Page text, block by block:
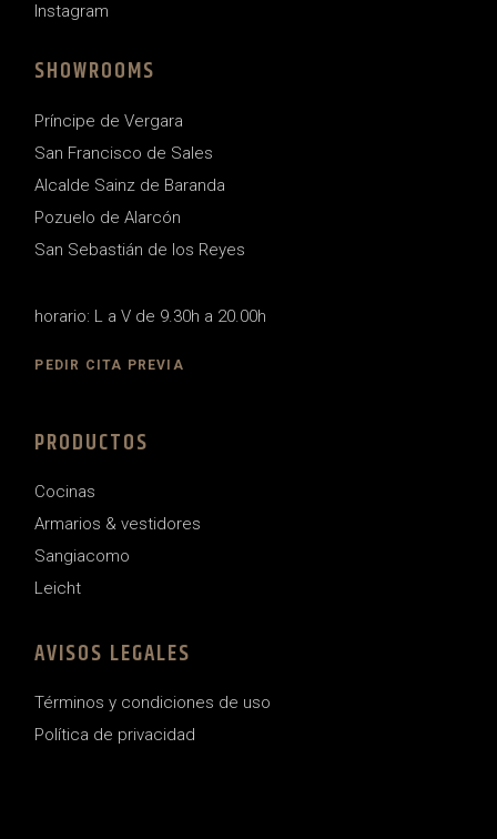
Instagram
SHOWROOMS
Príncipe de Vergara
San Francisco de Sales
Alcalde Sainz de Baranda
Pozuelo de Alarcón
San Sebastián de los Reyes
horario: L a V de 9.30h a 20.00h
PEDIR CITA PREVIA
PRODUCTOS
Cocinas
Armarios & vestidores
Sangiacomo
Leicht
AVISOS LEGALES
Términos y condiciones de uso
Política de privacidad